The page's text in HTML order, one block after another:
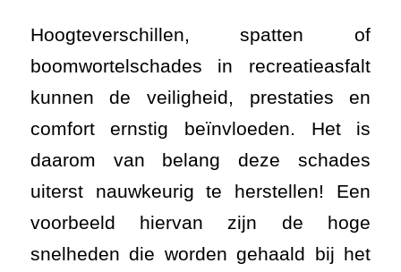
Hoogteverschillen, spatten of
boomwortelschades in recreatieasfalt
kunnen de veiligheid, prestaties en
comfort ernstig beïnvloeden. Het is
daarom van belang deze schades
uiterst nauwkeurig te herstellen! Een
voorbeeld hiervan zijn de hoge
snelheden die worden gehaald bij het